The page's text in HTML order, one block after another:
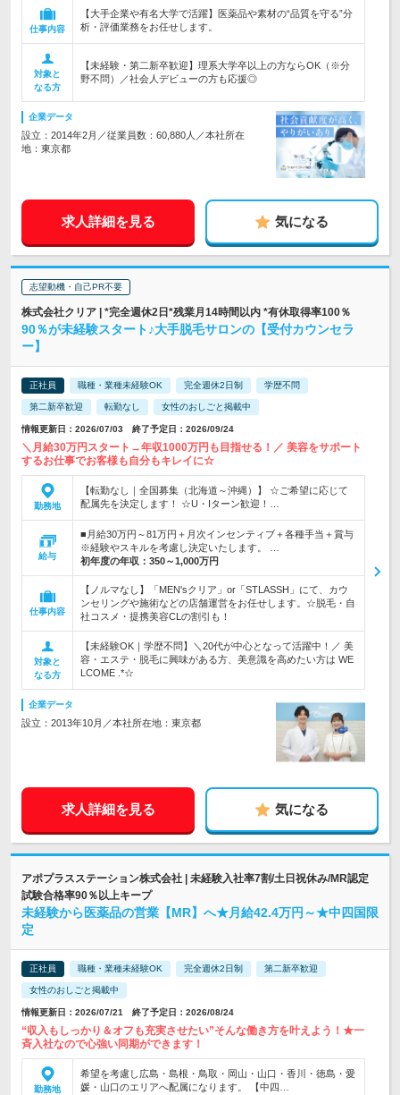
仕事内容
【大手企業や有名大学で活躍】医薬品や素材の“品質を守る”分
析・評価業務をお任せします。
対象と
なる方
【未経験・第二新卒歓迎】理系大学卒以上の方ならOK（※分
野不問）／社会人デビューの方も応援◎
企業データ
設立：2014年2月／従業員数：60,880人／本社所在
地：東京都
求人詳細を見る 気になる
志望動機・自己PR不要
株式会社クリア | *完全週休2日*残業月14時間以内 *有休取得率100％
90％が未経験スタート♪大手脱毛サロンの【受付カウンセラ
ー】
正社員 職種・業種未経験OK 完全週休2日制 学歴不問
第二新卒歓迎 転勤なし 女性のおしごと掲載中
情報更新日：2026/07/03 終了予定日：2026/09/24
＼月給30万円スタート→年収1000万円も目指せる！／ 美容をサポート
するお仕事でお客様も自分もキレイに☆
勤務地
【転勤なし｜全国募集（北海道～沖縄）】 ☆ご希望に応じて
配属先を決定します！ ☆U・Iターン歓迎！…
給与
■月給30万円～81万円＋月次インセンティブ＋各種手当＋賞与
※経験やスキルを考慮し決定いたします。 …
初年度の年収： 350～1,000万円
仕事内容
【ノルマなし】「MEN'sクリア」or「STLASSH」にて、カウ
ンセリングや施術などの店舗運営をお任せします。☆脱毛・自
社コスメ・提携美容CLの割引も！
対象と
なる方
【未経験OK｜学歴不問】＼20代が中心となって活躍中！／ 美
容・エステ・脱毛に興味がある方、美意識を高めたい方は WE
LCOME .*☆
企業データ
設立：2013年10月／本社所在地：東京都
求人詳細を見る 気になる
アポプラスステーション株式会社 | 未経験入社率7割/土日祝休み/MR認定
試験合格率90％以上キープ
未経験から医薬品の営業【MR】へ★月給42.4万円～★中四国限
定
正社員 職種・業種未経験OK 完全週休2日制 第二新卒歓迎
女性のおしごと掲載中
情報更新日：2026/07/21 終了予定日：2026/08/24
“収入もしっかり＆オフも充実させたい”そんな働き方を叶えよう！★一
斉入社なので心強い同期ができます！
勤務地
希望を考慮し広島・島根・鳥取・岡山・山口・香川・徳島・愛
媛・山口のエリアへ配属になります。 【中四…